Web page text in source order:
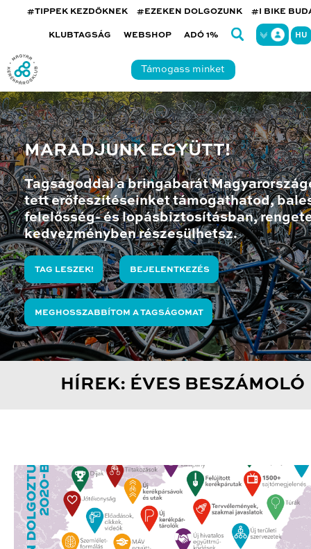
#TIPPEK KEZDŐKNEK #EZEKEN DOLGOZUNK #I BIKE
KLUBTAGSÁG WEBSHOP ADÓ 1% HU
Támogass minket
MARADJUNK EGYÜTT!
Tagságoddal a bringabarát
tett erőfeszítéseinket támogathatod,
felelősség- és lopásbiztosításban,
kedvezményben részesülhetsz.
TAG LESZEK! BEJELENTKEZÉS
MEGHOSSZABBÍTOM A TAGSÁGOMAT
HÍREK: ÉVES BESZÁMOLÓ